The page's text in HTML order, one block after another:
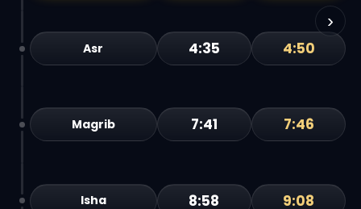
›
Asr 4:35 4:50
Magrib 7:41 7:46
Isha 8:58 9:08